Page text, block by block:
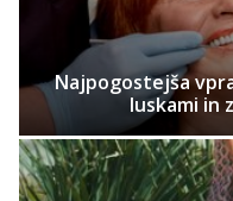
Najpogostejša
luskami in